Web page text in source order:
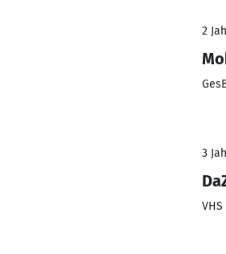
2
3